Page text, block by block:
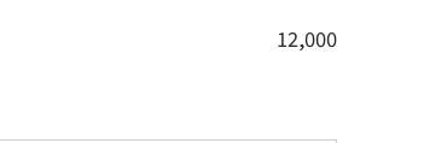
12,000